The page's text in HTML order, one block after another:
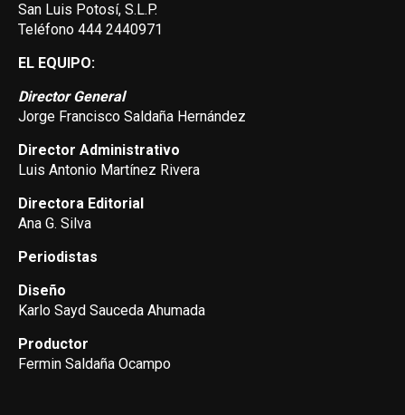
San Luis Potosí, S.L.P.
Teléfono 444 2440971
EL EQUIPO:
Director General
Jorge Francisco Saldaña Hernández
Director Administrativo
Luis Antonio Martínez Rivera
Directora Editorial
Ana G. Silva
Periodistas
Diseño
Karlo Sayd Sauceda Ahumada
Productor
Fermin Saldaña Ocampo